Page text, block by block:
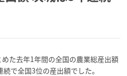
た去年1年間の全国の農業総産出額
で全国3位の産出額でした。